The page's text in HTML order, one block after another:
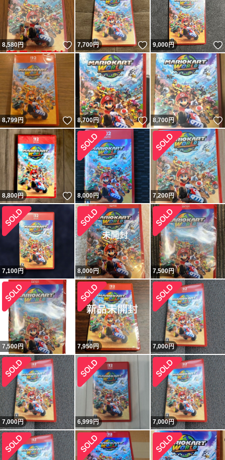
8,580円 いいね！
7,700円 いいね！
9,000円
8,799円 いいね！
8,700円 いいね！
8,700円
8,800円 いいね！
8,000円 7,200円
7,100円 8,000円 7,500円
7,500円 7,950円 7,000円
7,000円 6,999円 7,000円